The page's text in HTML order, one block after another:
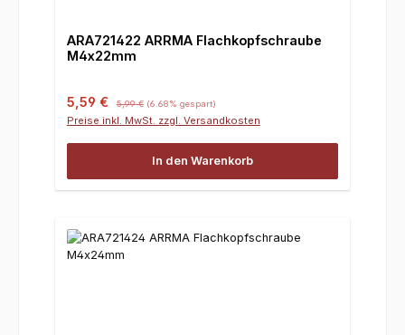
ARA721422 ARRMA Flachkopfschraube
M4x22mm
Verkaufspreis:
5,59 € 5,99 € (6.68% gespart)
Preise inkl. MwSt. zzgl. Versandkosten
In den Warenkorb